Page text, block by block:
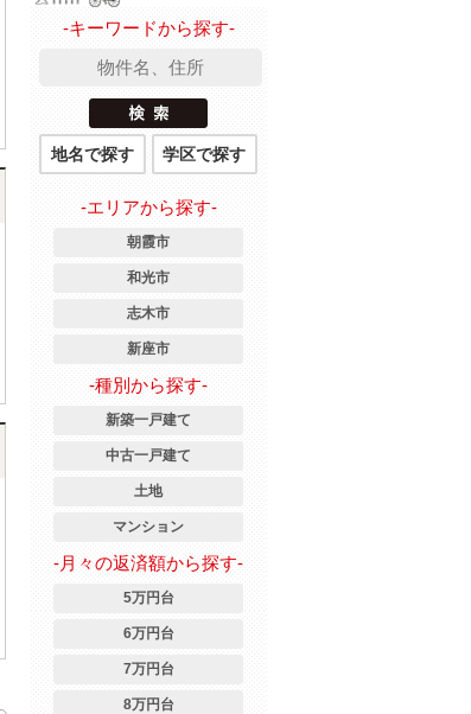
-キーワードから探す-
地名で探す 学区で探す
-エリアから探す-
朝霞市
和光市
志木市
新座市
-種別から探す-
新築一戸建て
中古一戸建て
土地
マンション
-月々の返済額から探す-
5万円台
6万円台
7万円台
8万円台